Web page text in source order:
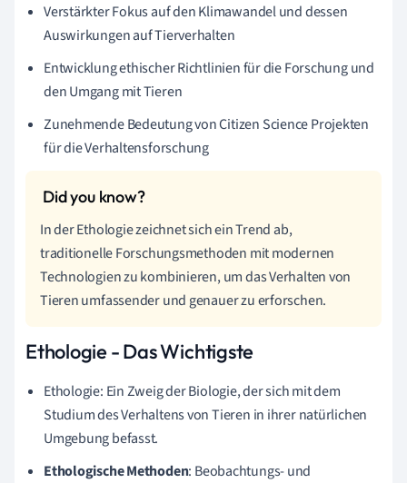
Verstärkter Fokus auf den Klimawandel und dessen
Auswirkungen auf Tierverhalten
Entwicklung ethischer Richtlinien für die Forschung und
den Umgang mit Tieren
Zunehmende Bedeutung von Citizen Science Projekten
für die Verhaltensforschung
In der Ethologie zeichnet sich ein Trend ab,
traditionelle Forschungsmethoden mit modernen
Technologien zu kombinieren, um das Verhalten von
Tieren umfassender und genauer zu erforschen.
Ethologie - Das Wichtigste
Ethologie: Ein Zweig der Biologie, der sich mit dem
Studium des Verhaltens von Tieren in ihrer natürlichen
Umgebung befasst.
Ethologische Methoden: Beobachtungs- und